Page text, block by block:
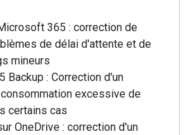
365 : correction de
de délai d'attente et de
mineurs
Backup : Correction d'un
excessive de
certains cas
OneDrive : correction d'un